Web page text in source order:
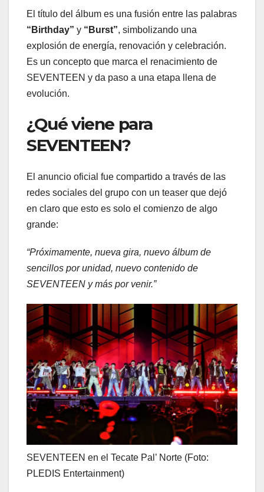
El título del álbum es una fusión entre las palabras
“Birthday” y “Burst”, simbolizando una
explosión de energía, renovación y celebración.
Es un concepto que marca el renacimiento de
SEVENTEEN y da paso a una etapa llena de
evolución.
¿Qué viene para
SEVENTEEN?
El anuncio oficial fue compartido a través de las
redes sociales del grupo con un teaser que dejó
en claro que esto es solo el comienzo de algo
grande:
“Próximamente, nueva gira, nuevo álbum de
sencillos por unidad, nuevo contenido de
SEVENTEEN y más por venir.”
SEVENTEEN en el Tecate Pal’ Norte (Foto:
PLEDIS Entertainment)